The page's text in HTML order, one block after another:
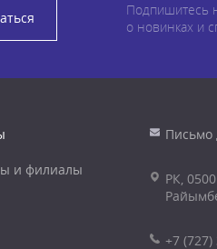
Подпишитесь
о новинках и
и филиалы
Письмо
РК,
+7 (727)